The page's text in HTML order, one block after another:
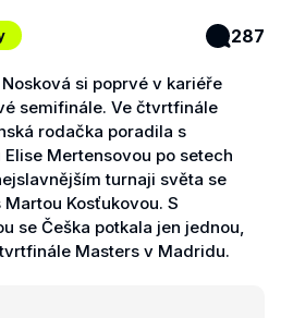
287
si poprvé v kariéře
semifinále. Ve čtvrtfinále
rodačka poradila s
Mertensovou po setech
turnaji světa se
Kosťukovou. S
se Češka potkala jen jednou,
Masters v Madridu.